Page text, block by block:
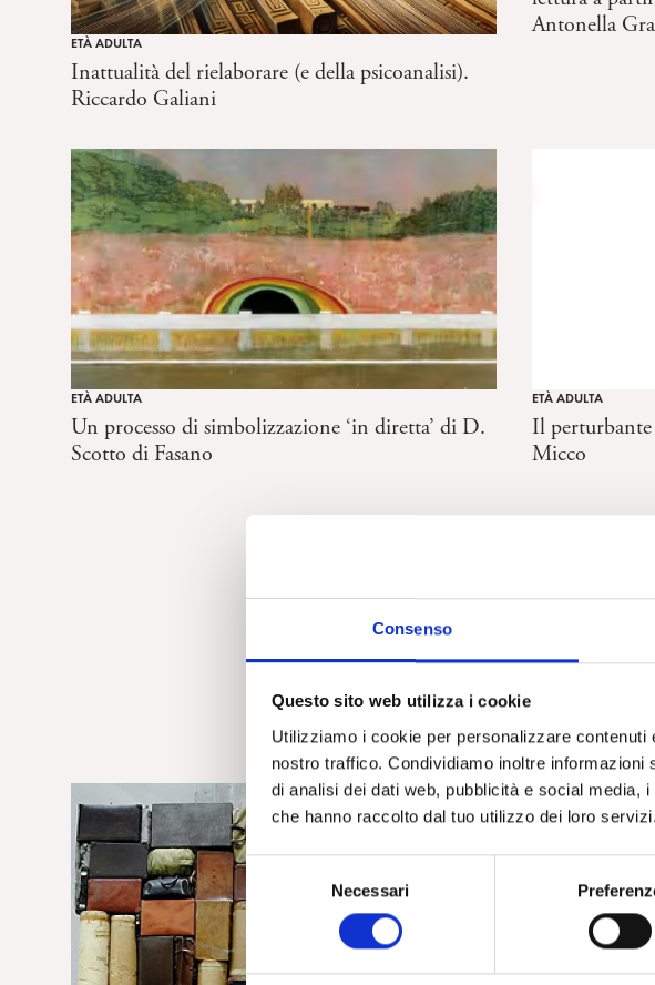
Consenso
Questo sito web utilizza i cookie
Utilizziamo i cookie per personalizzare
nostro traffico. Condividiamo inoltre
di analisi dei dati web, pubblicità e social media,
che hanno raccolto dal tuo utilizzo dei loro servizi.
S
e
z
Necessari
ETÀ ADULTA
Inattualità del rielaborare (e della psicoanalisi).
Riccardo Galiani
Antonella
ETÀ ADULTA
Un processo di simbolizzazione ‘in diretta’ di D.
Scotto di Fasano
ETÀ ADULTA
Il
Micco